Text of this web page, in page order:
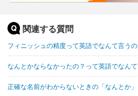
関連する質問
フィニッシュの精度って英語でなんて言うの
なんとかならなかったの？って英語でなん
正確な名前がわからないときの「なんとか